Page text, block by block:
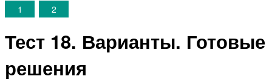
1 2
Тест 18. Варианты. Готовые
решения